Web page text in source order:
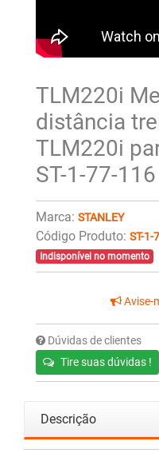
TLM220i
distância
TLM220i
ST-1-77-
Marca: STANLEY
Código Produto: ST-1-
Indisponível no momento
Avise-
Dúvidas de clientes
Tire suas dúvidas !
Descrição